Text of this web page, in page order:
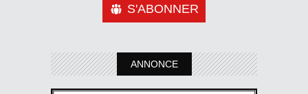
S'ABONNER
ANNONCE